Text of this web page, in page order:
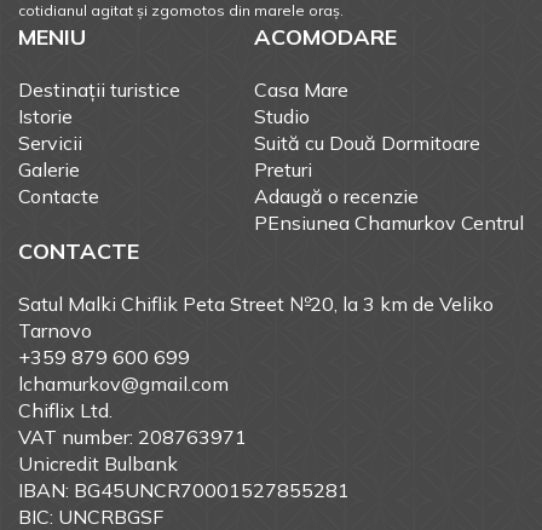
cotidianul agitat și zgomotos din marele oraș.
MENIU
Destinații turistice
Istorie
Servicii
Galerie
Contacte
ACOMODARE
Casa Mare
Studio
Suită cu Două Dormitoare
Preturi
Adaugă o recenzie
PEnsiunea Chamurkov Centrul
CONTACTE
Satul Malki Chiflik Peta Street №20, la 3 km de Veliko
Tarnovo
+359 879 600 699
lchamurkov@gmail.com
Chiflix Ltd.
VAT number: 208763971
Unicredit Bulbank
IBAN: BG45UNCR70001527855281
BIC: UNCRBGSF